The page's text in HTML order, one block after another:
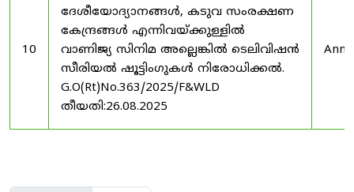
10
ദേശീയോദ്യാനങ്ങൾ, കടുവ സംരക്ഷണ
കേന്ദ്രങ്ങൾ എന്നിവയ്ക്കുള്ളിൽ
വാണിജ്യ സിനിമ അല്ലെങ്കിൽ ടെലിവിഷൻ
സീരിയൽ ഷൂട്ടിംഗുകൾ നിരോധിക്കൽ.
G.O(Rt)No.363/2025/F&WLD
തീയതി:26.08.2025